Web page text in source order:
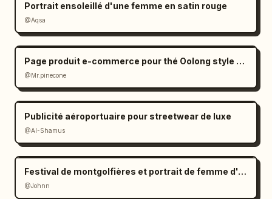
Portrait ensoleillé d'une femme en satin rouge
@Aqsa
Page produit e-commerce pour thé Oolong style Zen
@Mr.pinecone
Publicité aéroportuaire pour streetwear de luxe
@Al-Shamus
Festival de montgolfières et portrait de femme d'Asie de l'Est
@Johnn